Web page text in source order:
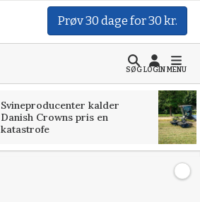
Prøv 30 dage for 30 kr.
SØGLOGINMENU
Svineproducenter kalder
Danish Crowns pris en
katastrofe